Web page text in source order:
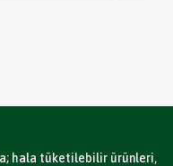
hala tüketilebilir ürünleri,